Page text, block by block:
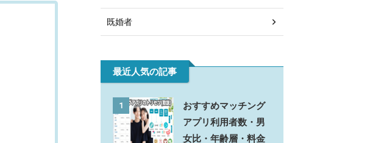
既婚者
最近人気の記事
1
おすすめマッチング
アプリ利用者数・男
女比・年齢層・料金